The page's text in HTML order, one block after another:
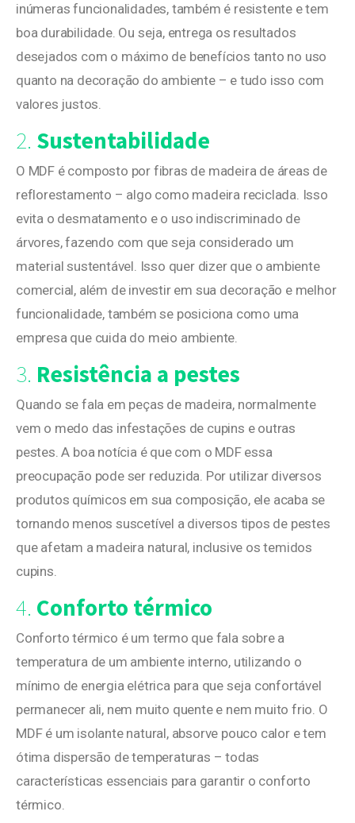
inúmeras funcionalidades, também é resistente e tem
boa durabilidade. Ou seja, entrega os resultados
desejados com o máximo de benefícios tanto no uso
quanto na decoração do ambiente – e tudo isso com
valores justos.
2. Sustentabilidade
O MDF é composto por fibras de madeira de áreas de
reflorestamento – algo como madeira reciclada. Isso
evita o desmatamento e o uso indiscriminado de
árvores, fazendo com que seja considerado um
material sustentável. Isso quer dizer que o ambiente
comercial, além de investir em sua decoração e melhor
funcionalidade, também se posiciona como uma
empresa que cuida do meio ambiente.
3. Resistência a pestes
Quando se fala em peças de madeira, normalmente
vem o medo das infestações de cupins e outras
pestes. A boa notícia é que com o MDF essa
preocupação pode ser reduzida. Por utilizar diversos
produtos químicos em sua composição, ele acaba se
tornando menos suscetível a diversos tipos de pestes
que afetam a madeira natural, inclusive os temidos
cupins.
4. Conforto térmico
Conforto térmico é um termo que fala sobre a
temperatura de um ambiente interno, utilizando o
mínimo de energia elétrica para que seja confortável
permanecer ali, nem muito quente e nem muito frio. O
MDF é um isolante natural, absorve pouco calor e tem
ótima dispersão de temperaturas – todas
características essenciais para garantir o conforto
térmico.